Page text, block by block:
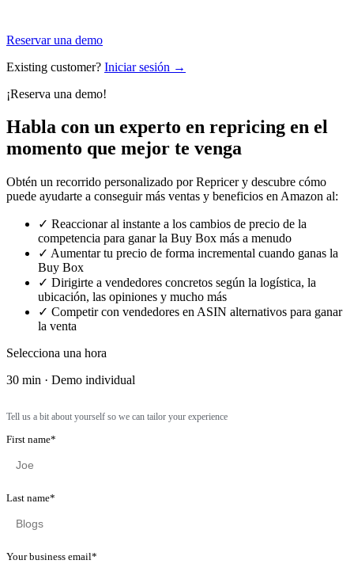
Reservar una demo
Existing customer? Iniciar sesión →
¡Reserva una demo!
Habla con un experto en repricing en el
momento que mejor te venga
Obtén un recorrido personalizado por Repricer y descubre cómo
puede ayudarte a conseguir más ventas y beneficios en Amazon al:
✓ Reaccionar al instante a los cambios de precio de la
competencia para ganar la Buy Box más a menudo
✓ Aumentar tu precio de forma incremental cuando ganas la
Buy Box
✓ Dirigirte a vendedores concretos según la logística, la
ubicación, las opiniones y mucho más
✓ Competir con vendedores en ASIN alternativos para ganar
la venta
Selecciona una hora
30 min · Demo individual
Tell us a bit about yourself so we can tailor your experience
First name*
Last name*
Your business email*